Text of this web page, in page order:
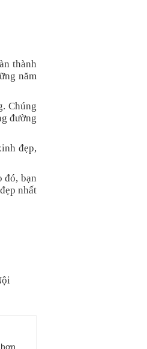
thành
năm
Chúng
đường
đẹp,
đó, bạn
nhất